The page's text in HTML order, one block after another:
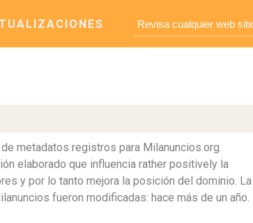
metadatos registros para Milanuncios.org.
elaborado que influencia rather positively la
y por lo tanto mejora la posición del dominio. La
fueron modificadas: hace más de un año.